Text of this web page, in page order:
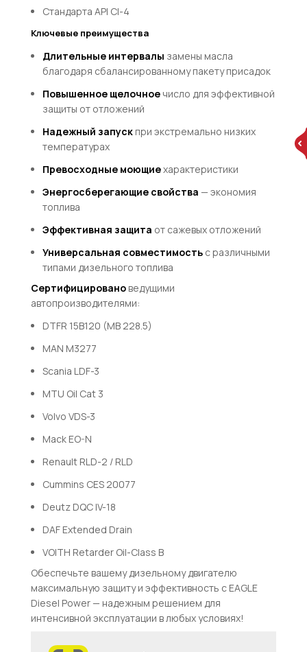
Стандарта API CI-4
Ключевые преимущества
Длительные интервалы замены масла
благодаря сбалансированному пакету присадок
Повышенное щелочноечисло для эффективной
защиты от отложений
Надежный запускпри экстремально низких
температурах
Превосходные моющиехарактеристики
Энергосберегающие свойства — экономия
топлива
Эффективная защита от сажевых отложений
Универсальная совместимостьс различными
типами дизельного топлива
Сертифицировано ведущими
автопроизводителями:
DTFR 15B120 (MB 228.5)
MAN M3277
Scania LDF-3
MTU Oil Cat 3
Volvo VDS-3
Mack EO-N
Renault RLD-2 / RLD
Cummins CES 20077
Deutz DQC IV-18
DAF Extended Drain
VOITH Retarder Oil-Class B
Обеспечьте вашему дизельному двигателю
максимальную защиту и эффективность с EAGLE
Diesel Power — надежным решением для
интенсивной эксплуатации в любых условиях!